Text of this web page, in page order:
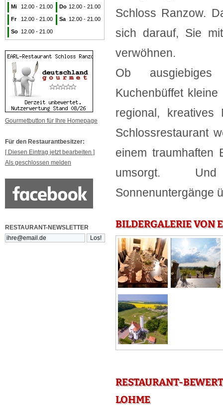
Mi 12.00 - 21.00 Do 12.00 - 21.00
Fr 12.00 - 21.00 Sa 12.00 - 21.00
So 12.00 - 21.00
Gourmetbutton für Ihre Homepage
Für den Restaurantbesitzer:
[ Diesen Eintrag jetzt bearbeiten ]
Als geschlossen melden
RESTAURANT-NEWSLETTER
Schloss Ranzow.
sich darauf, Sie
verwöhnen.
Ob
Kuchenbüffet
regional,
Schlossrestaurant
einem traumhaften
umsorgt.
Sonnenuntergänge
BILDERGALERIE VON
RESTAURANT-
LOHME